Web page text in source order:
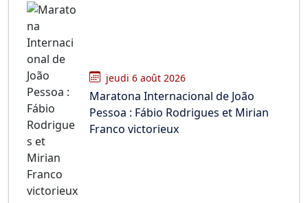
jeudi 6 août 2026
Maratona Internacional de João
Pessoa : Fábio Rodrigues et Mirian
Franco victorieux